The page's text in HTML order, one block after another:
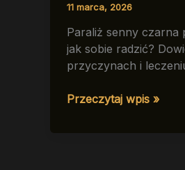
11 marca, 2026
Paraliż senny czarna
jak sobie radzić?
przyczynach i
Paraliż
Przeczytaj wpis »